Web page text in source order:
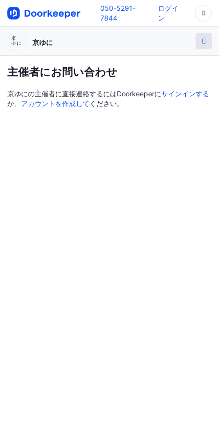
050-5291-
7844
ログイ
ン
京ゆに
主催者にお問い合わせ
京ゆにの主催者に直接連絡するにはDoorkeeperにサインインする
か、 アカウントを作成して ください。